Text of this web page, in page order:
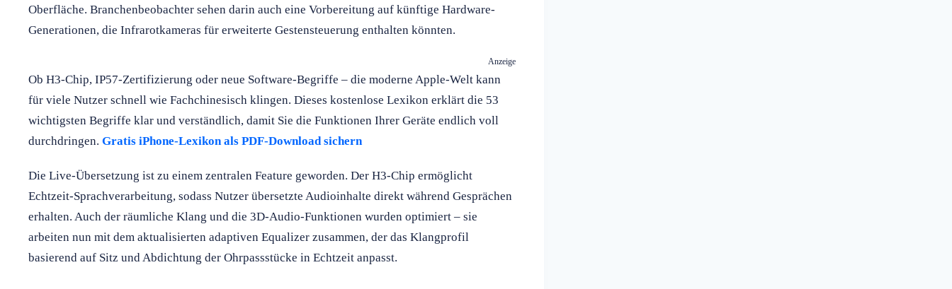
Oberfläche. Branchenbeobachter sehen darin auch eine Vorbereitung auf künftige Hardware-
Generationen, die Infrarotkameras für erweiterte Gestensteuerung enthalten könnten.
Anzeige
Ob H3-Chip, IP57-Zertifizierung oder neue Software-Begriffe – die moderne Apple-Welt kann
für viele Nutzer schnell wie Fachchinesisch klingen. Dieses kostenlose Lexikon erklärt die 53
wichtigsten Begriffe klar und verständlich, damit Sie die Funktionen Ihrer Geräte endlich voll
durchdringen. Gratis iPhone-Lexikon als PDF-Download sichern
Die Live-Übersetzung ist zu einem zentralen Feature geworden. Der H3-Chip ermöglicht
Echtzeit-Sprachverarbeitung, sodass Nutzer übersetzte Audioinhalte direkt während Gesprächen
erhalten. Auch der räumliche Klang und die 3D-Audio-Funktionen wurden optimiert – sie
arbeiten nun mit dem aktualisierten adaptiven Equalizer zusammen, der das Klangprofil
basierend auf Sitz und Abdichtung der Ohrpassstücke in Echtzeit anpasst.